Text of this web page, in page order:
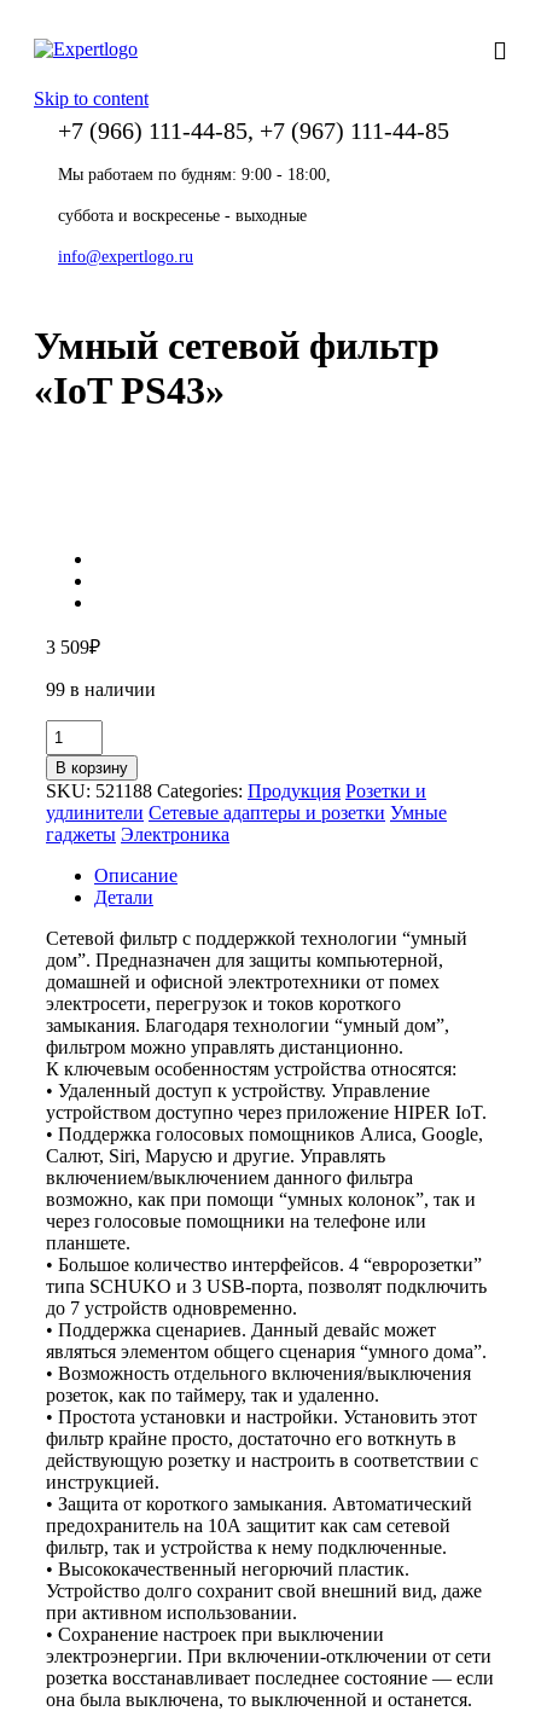
Skip to content
+7 (966) 111-44-85, +7 (967) 111-44-85
Мы работаем по будням: 9:00 - 18:00,
суббота и воскресенье - выходные
info@expertlogo.ru
Умный сетевой фильтр
«IoT PS43»
3 509₽
99 в наличии
Количество
товара
Умный
сетевой
фильтр
«IoT
В корзину
SKU: 521188 Categories: Продукция Розетки и
удлинители Сетевые адаптеры и розетки Умные
гаджеты Электроника
Описание
Детали
Сетевой фильтр с поддержкой технологии “умный
дом”. Предназначен для защиты компьютерной,
домашней и офисной электротехники от помех
электросети, перегрузок и токов короткого
замыкания. Благодаря технологии “умный дом”,
фильтром можно управлять дистанционно.
К ключевым особенностям устройства относятся:
• Удаленный доступ к устройству. Управление
устройством доступно через приложение HIPER IoT.
• Поддержка голосовых помощников Алиса, Google,
Салют, Siri, Марусю и другие. Управлять
включением/выключением данного фильтра
возможно, как при помощи “умных колонок”, так и
через голосовые помощники на телефоне или
планшете.
• Большое количество интерфейсов. 4 “евророзетки”
типа SCHUKO и 3 USB-порта, позволят подключить
до 7 устройств одновременно.
• Поддержка сценариев. Данный девайс может
являться элементом общего сценария “умного дома”.
• Возможность отдельного включения/выключения
розеток, как по таймеру, так и удаленно.
• Простота установки и настройки. Установить этот
фильтр крайне просто, достаточно его воткнуть в
действующую розетку и настроить в соответствии с
инструкцией.
• Защита от короткого замыкания. Автоматический
предохранитель на 10А защитит как сам сетевой
фильтр, так и устройства к нему подключенные.
• Высококачественный негорючий пластик.
Устройство долго сохранит свой внешний вид, даже
при активном использовании.
• Сохранение настроек при выключении
электроэнергии. При включении-отключении от сети
розетка восстанавливает последнее состояние — если
она была выключена, то выключенной и останется.